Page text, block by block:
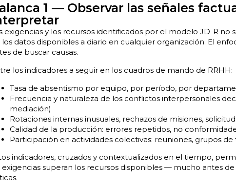
1 — Observar las señales
exigencias y los recursos identificados por el modelo JD-R no
los datos disponibles a diario en cualquier organización. El
de buscar causas.
los indicadores a seguir en los cuadros de mando de RRHH:
Tasa de absentismo por equipo, por período, por
Frecuencia y naturaleza de los conflictos interpersonales
mediación)
Rotaciones internas inusuales, rechazos de misiones,
Calidad de la producción: errores repetidos, no
Participación en actividades colectivas: reuniones, grupos de
indicadores, cruzados y contextualizados en el tiempo,
exigencias superan los recursos disponibles — mucho antes